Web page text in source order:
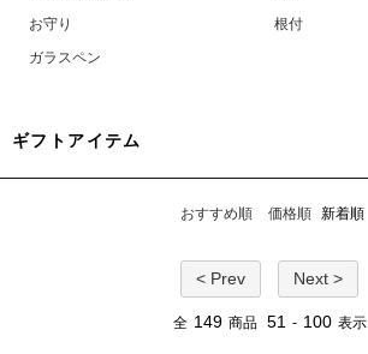
お守り
根付
ガラスペン
ギフトアイテム
おすすめ順 価格順 新着順
< Prev Next >
全 149 商品 51 - 100 表示